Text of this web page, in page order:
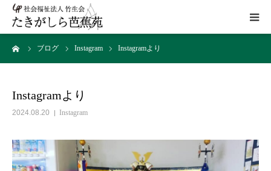
ブログ Instagram Instagramより
Instagramより
2024.08.20 Instagram
HOME
施設概要